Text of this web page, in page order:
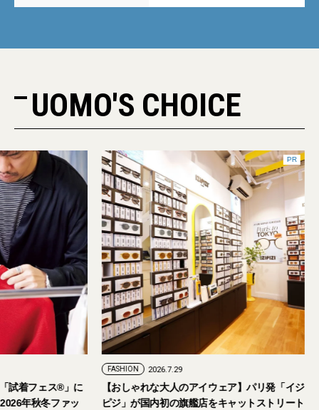
UOMO'S CHOICE
2026年9月5日・6日開催。「試着フェス®︎」に
読者の皆さまをご招待。【2026年秋冬ファッ
【おしゃれな大人
ピジ」が国内初の